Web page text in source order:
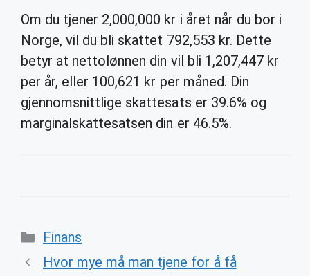
Om du tjener 2,000,000 kr i året når du bor i
Norge, vil du bli skattet 792,553 kr. Dette
betyr at nettolønnen din vil bli 1,207,447 kr
per år, eller 100,621 kr per måned. Din
gjennomsnittlige skattesats er 39.6% og
marginalskattesatsen din er 46.5%.
Categories
Finans
Hvor mye må man tjene for å få